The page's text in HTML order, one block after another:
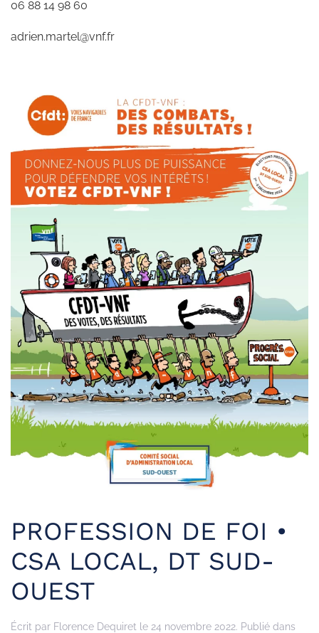
06 88 14 98 60
adrien.martel@vnf.fr
PROFESSION DE FOI •
CSA LOCAL, DT SUD-
OUEST
Écrit par Florence Dequiret le 24 novembre 2022. Publié dans